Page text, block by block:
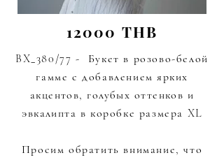
12000 THB
BX_380/77 - Букет в розово-белой
гамме с добавлениемярких
акцентов, голубых оттенков и
эвкалипта в коробке размера XL
Просим обратить внимание, что